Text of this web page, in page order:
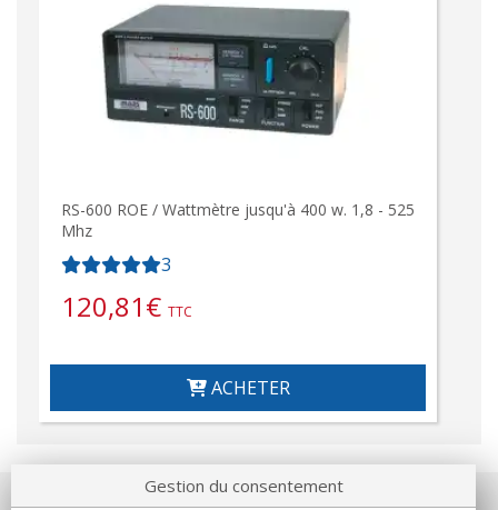
RS-600 ROE / Wattmètre jusqu'à 400 w. 1,8 - 525
Mhz
3
120,81€ TTC
ACHETER
Gestion du consentement